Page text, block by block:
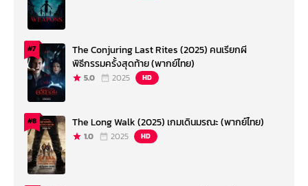
#7
The Conjuring Last Rites (2025) คนเรียกผี
พิธีกรรมครั้งสุดท้าย (พากย์ไทย)
5.0 2025 HD
#8 The Long Walk (2025) เกมเดินมรณะ (พากย์ไทย)
1.0 2025 HD